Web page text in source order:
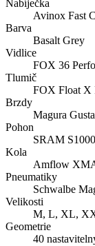
Nabíječka
Avinox Fast
Barva
Basalt Grey
Vidlice
FOX 36
Tlumič
FOX Float X
Brzdy
Magura
Pohon
SRAM
Kola
Amflow
Pneumatiky
Schwalbe
Velikosti
M, L, XL,
Geometrie
40